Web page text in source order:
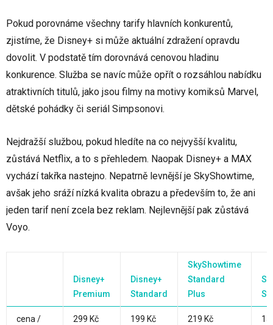
Pokud porovnáme všechny tarify hlavních konkurentů,
zjistíme, že Disney+ si může aktuální zdražení opravdu
dovolit. V podstatě tím dorovnává cenovou hladinu
konkurence. Služba se navíc může opřít o rozsáhlou nabídku
atraktivních titulů, jako jsou filmy na motivy komiksů Marvel,
dětské pohádky či seriál Simpsonovi.
Nejdražší službou, pokud hledíte na co nejvyšší kvalitu,
zůstává Netflix, a to s přehledem. Naopak Disney+ a MAX
vychází takřka nastejno. Nepatrně levnější je SkyShowtime,
avšak jeho sráží nízká kvalita obrazu a především to, že ani
jeden tarif není zcela bez reklam. Nejlevnější pak zůstává
Voyo.
Disney+
Premium
Disney+
Standard
SkyShowtime
Standard
Plus
cena /
299 Kč 199 Kč 219 Kč